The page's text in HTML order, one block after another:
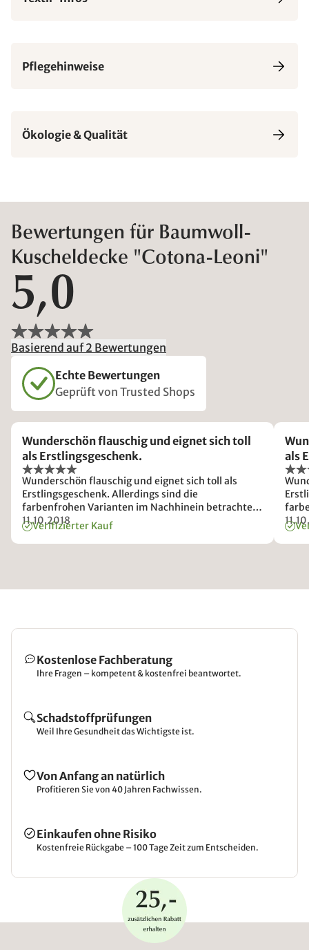
Pflegehinweise
Ökologie & Qualität
Bewertungen für Baumwoll-
Kuscheldecke "Cotona-Leoni"
5,0
Basierend auf 2 Bewertungen
Echte Bewertungen
Geprüft von Trusted Shops
Wunderschön flauschig und eignet sich toll
als Erstlingsgeschenk.
Wunderschön flauschig und eignet sich toll als
Erstlingsgeschenk. Allerdings sind die
farbenfrohen Varianten im Nachhinein betrachtet
einfach noch toller
11.10.2018
Verifizierter Kauf
als
Kostenlose Fachberatung
Ihre Fragen – kompetent & kostenfrei beantwortet.
Schadstoffprüfungen
Weil Ihre Gesundheit das Wichtigste ist.
Von Anfang an natürlich
Profitieren Sie von 40 Jahren Fachwissen.
Einkaufen ohne Risiko
Kostenfreie Rückgabe – 100 Tage Zeit zum Entscheiden.